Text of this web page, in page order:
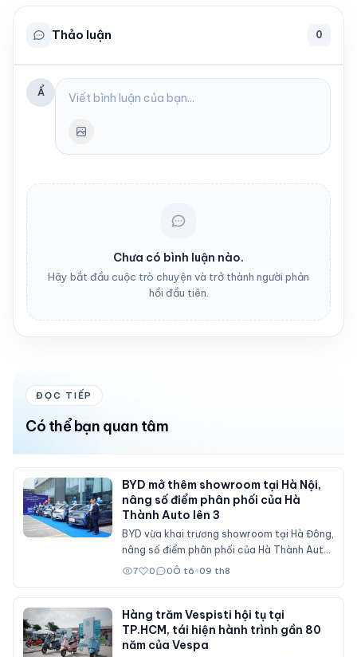
Thảo luận 0
Ẩ
Chưa có bình luận nào.
Hãy bắt đầu cuộc trò chuyện và trở thành người phản
hồi đầu tiên.
ĐỌC TIẾP
Có thể bạn quan tâm
BYD mở thêm showroom tại Hà Nội,
nâng số điểm phân phối của Hà
Thành Auto lên 3
BYD vừa khai trương showroom tại Hà Đông,
nâng số điểm phân phối của Hà Thành Auto
tại Hà Nội lên 3 cơ sở.
7 0 0Ô tô•09 th8
Hàng trăm Vespisti hội tụ tại
TP.HCM, tái hiện hành trình gần 80
năm của Vespa